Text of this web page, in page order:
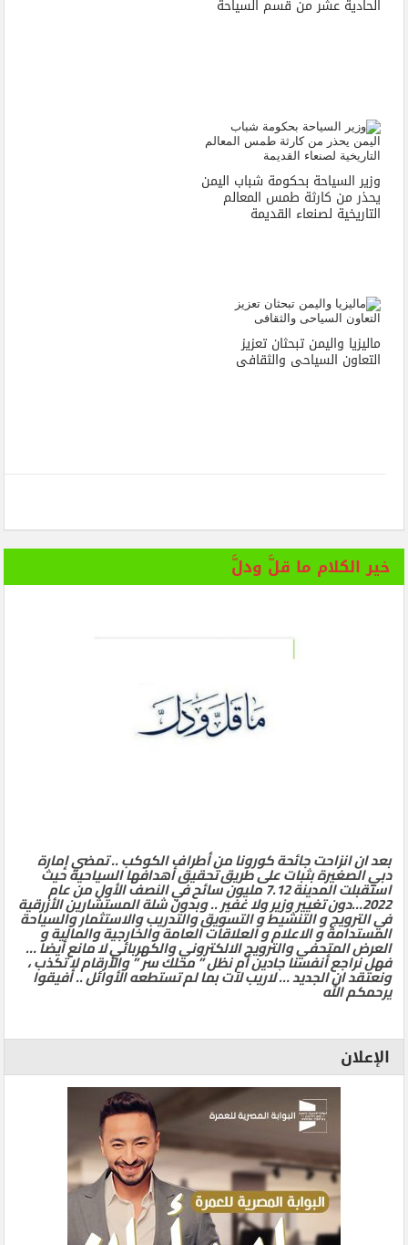
الحادية عشر من قسم السياحة
وزير السياحة بحكومة شباب اليمن
يحذر من كارثة طمس المعالم
التاريخية لصنعاء القديمة
ماليزيا واليمن تبحثان تعزيز
التعاون السياحى والثقافى
خير الكلام ما قلَّ ودلَّ
بعد ان انزاحت جائحة كورونا من أطراف الكوكب .. تمضي إمارة
دبي الصغيرة بثبات على طريق تحقيق أهدافها السياحية حيث
استقبلت المدينة 7.12 مليون سائح في النصف الأول من عام
2022…دون تغيير وزير ولا غفير .. وبدون شلة المستشارين الأزرقية
في الترويج و التنشيط و التسويق والتدريب والاستثمار والسياحة
المستدامة و الاعلام و العلاقات العامة والخارجية والمالية و
العرض المتحفي والترويج الالكتروني والكهربائي لا مانع أيضا …
فهل نراجع أنفسنا جادين أم نظل ” محلك سر ” والأرقام لا تكذب ،
ونعتقد ان الجديد … لاريب لآت بما لم تستطعه الأوائل .. أفيقوا
يرحمكم الله
الإعلان